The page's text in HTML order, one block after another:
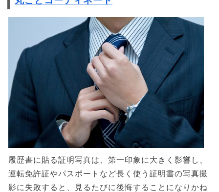
履歴書に貼る証明写真は、第一印象に大きく影響し、
運転免許証やパスポートなど長く使う証明書の写真撮
影に失敗すると、見るたびに後悔することになりかね